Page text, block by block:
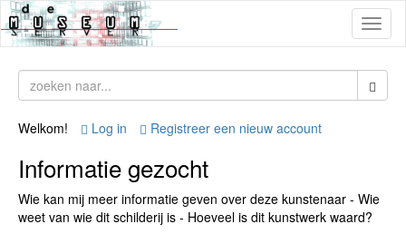
Welkom! Log in Registreer een nieuw account
Informatie gezocht
Wie kan mij meer informatie geven over deze kunstenaar - Wie
weet van wie dit schilderij is - Hoeveel is dit kunstwerk waard?